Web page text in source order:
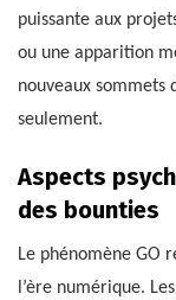
puissante aux
ou une apparition
nouveaux sommets
seulement.
Aspects
des bounties
Le phénomène GO
l’ère numérique.